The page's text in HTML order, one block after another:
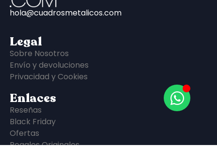
hola@cuadrosmetalicos.com
Legal
Sobre Nosotros
Envío y devoluciones
Privacidad y Cookies
Enlaces
Reseñas
Black Friday
Ofertas